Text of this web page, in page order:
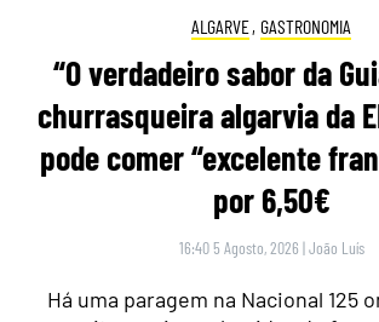
ALGARVE, GASTRONOMIA
“O verdadeiro sabor da
churrasqueira algarvia da
pode comer “excelente
por 6,50€
16:40 5 Agosto, 2026 |João Luís
Há uma paragem na Nacional 125